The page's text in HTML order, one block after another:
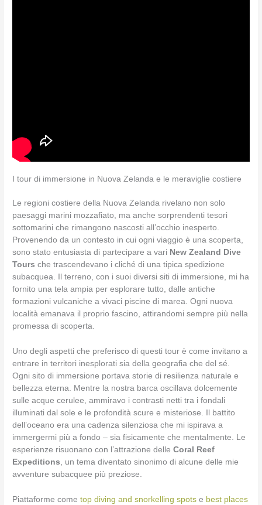
I tour di immersione in Nuova Zelanda e le meraviglie costiere
Le regioni costiere della Nuova Zelanda rivelano non solo
paesaggi marini mozzafiato, ma anche sorprendenti tesori
sottomarini che rimangono nascosti all’occhio inesperto.
Provenendo da un contesto in cui ogni viaggio è una scoperta,
sono stato entusiasta di partecipare a vari New Zealand Dive
Tours che trascendevano i cliché di una tipica spedizione
subacquea. Il terreno, con i suoi diversi siti di immersione, mi ha
fornito una tela ampia per esplorare tutto, dalle antiche
formazioni vulcaniche a vivaci piscine di marea. Ogni nuova
località emanava il proprio fascino, attirandomi sempre più nella
promessa di scoperta.
Uno degli aspetti che preferisco di questi tour è come invitano a
entrare in territori inesplorati sia della geografia che del sé.
Ogni sito di immersione portava storie di resilienza naturale e
bellezza eterna. Mentre la nostra barca oscillava dolcemente
sulle acque cerulee, ammiravo i contrasti netti tra i fondali
illuminati dal sole e le profondità scure e misteriose. Il battito
dell’oceano era una cadenza silenziosa che mi ispirava a
immergermi più a fondo – sia fisicamente che mentalmente. Le
esperienze risuonano con l’attrazione delleCoral Reef
Expeditions, un tema diventato sinonimo di alcune delle mie
avventure subacquee più preziose.
Piattaforme cometop diving and snorkelling spots e best places